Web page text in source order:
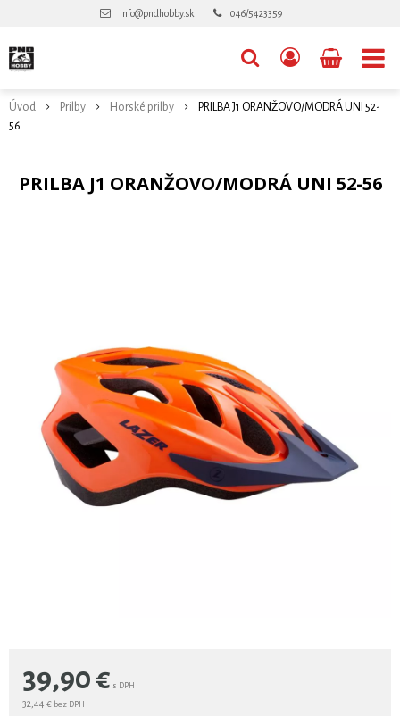
info@pndhobby.sk 046/5423359
Úvod Prilby Horské prilby
PRILBA J1 ORANŽOVO/MODRÁ UNI 52-
56
PRILBA J1 ORANŽOVO/MODRÁ UNI 52-56
39,90€ s DPH
32,44 € bez DPH